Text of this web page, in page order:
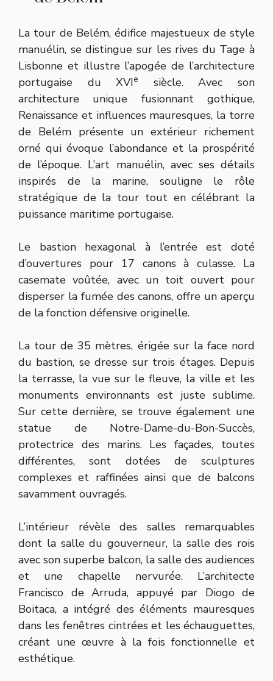
La tour de Belém, édifice majestueux de style
manuélin, se distingue sur les rives du Tage à
Lisbonne et illustre l’apogée de l’architecture
portugaise du XVIe
siècle. Avec son
architecture unique fusionnant gothique,
Renaissance et influences mauresques, la torre
de Belém présente un extérieur richement
orné qui évoque l’abondance et la prospérité
de l’époque. L’art manuélin, avec ses détails
inspirés de la marine, souligne le rôle
stratégique de la tour tout en célébrant la
puissance maritime portugaise.
Le bastion hexagonal à l’entrée est doté
d’ouvertures pour 17 canons à culasse. La
casemate voûtée, avec un toit ouvert pour
disperser la fumée des canons, offre un aperçu
de la fonction défensive originelle.
La tour de 35 mètres, érigée sur la face nord
du bastion, se dresse sur trois étages. Depuis
la terrasse, la vue sur le fleuve, la ville et les
monuments environnants est juste sublime.
Sur cette dernière, se trouve également une
statue de Notre-Dame-du-Bon-Succès,
protectrice des marins. Les façades, toutes
différentes, sont dotées de sculptures
complexes et raffinées ainsi que de balcons
savamment ouvragés.
L’intérieur révèle des salles remarquables
dont la salle du gouverneur, la salle des rois
avec son superbe balcon, la salle des audiences
et une chapelle nervurée. L’architecte
Francisco de Arruda, appuyé par Diogo de
Boitaca, a intégré des éléments mauresques
dans les fenêtres cintrées et les échauguettes,
créant une œuvre à la fois fonctionnelle et
esthétique.